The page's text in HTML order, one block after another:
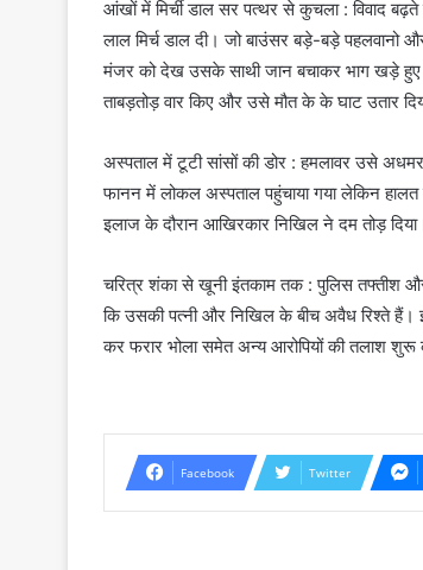
आंखों में मिर्ची डाल सर पत्थर से कुचला : विवाद
लाल मिर्च डाल दी। जो बाउंसर बड़े-बड़े
मंजर को देख उसके साथी जान बचाकर भाग खड़े
ताबड़तोड़ वार किए और उसे मौत के के घाट उतार
अस्पताल में टूटी सांसों की डोर : हमलावर उसे
फानन में लोकल अस्पताल पहुंचाया गया लेकिन
इलाज के दौरान आखिरकार निखिल ने दम तोड़
चरित्र शंका से खूनी इंतकाम तक : पुलिस तफ्तीश और
कि उसकी पत्नी और निखिल के बीच अवैध रिश्ते हैं।
कर फरार भोला समेत अन्य आरोपियों की तलाश
Facebook Twitter